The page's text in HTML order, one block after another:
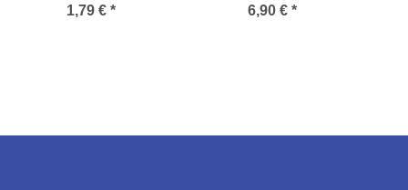
1,79 € * 6,90 € *